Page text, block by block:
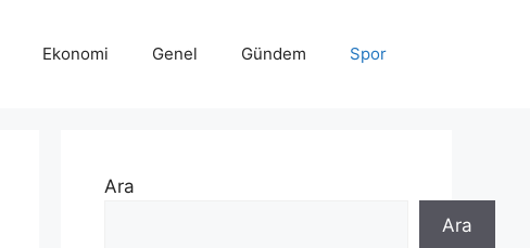
Ekonomi Genel Gündem Spor
Ara
Ara